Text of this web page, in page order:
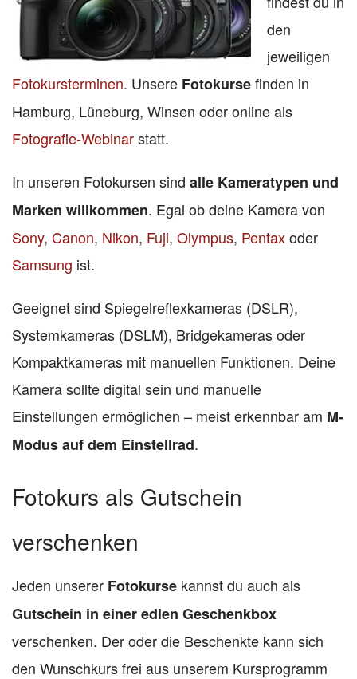
den
jeweiligen
Fotokursterminen. Unsere Fotokursefinden in
Hamburg, Lüneburg, Winsen oder online als
Fotografie-Webinarstatt.
In unseren Fotokursen sind alle Kameratypen und
Marken willkommen. Egal ob deine Kamera von
Sony, Canon, Nikon, Fuji, Olympus, Pentaxoder
Samsung ist.
Geeignet sind Spiegelreflexkameras (DSLR),
Systemkameras (DSLM), Bridgekameras oder
Kompaktkameras mit manuellen Funktionen. Deine
Kamera sollte digital sein und manuelle
Einstellungen ermöglichen – meist erkennbar am M-
Modus auf dem Einstellrad.
Fotokurs als Gutschein
verschenken
Jeden unserer Fotokurse kannst du auch als
Gutschein in einer edlen Geschenkbox
verschenken. Der oder die Beschenkte kann sich
den Wunschkurs frei aus unserem Kursprogramm